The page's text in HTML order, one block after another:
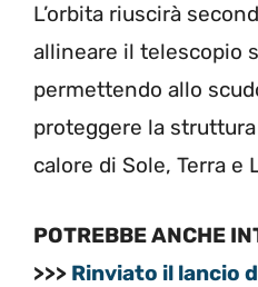
L’orbita riuscirà
allineare il telescopio
permettendo allo
proteggere la
calore di Sole, Terra e
POTREBBE ANCHE
>>> Rinviato il lancio